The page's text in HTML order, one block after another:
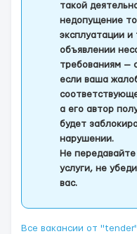
такой
недопущение
эксплуатации и
объявлении
требованиям —
если ваша
а его автор
будет
нарушении.
Не
услуги, не
вас.
Все вакансии от